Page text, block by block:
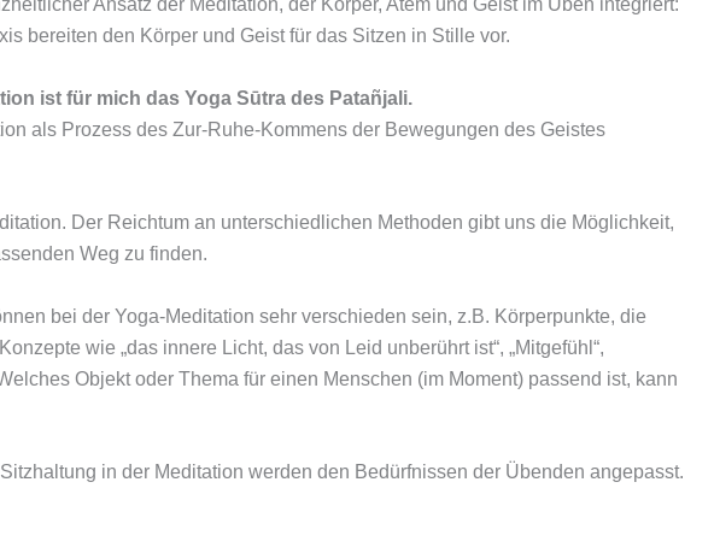
Ansatz der Meditation, der Körper, Atem und Geist im Üben integriert:
bereiten den Körper und Geist für das Sitzen in Stille vor.
ist für mich das Yoga Sūtra des Patañjali.
als Prozess des Zur-Ruhe-Kommens der Bewegungen des Geistes
Der Reichtum an unterschiedlichen Methoden gibt uns die Möglichkeit,
Weg zu finden.
bei der Yoga-Meditation sehr verschieden sein, z.B. Körperpunkte, die
wie „das innere Licht, das von Leid unberührt ist“, „Mitgefühl“,
Objekt oder Thema für einen Menschen (im Moment) passend ist, kann
in der Meditation werden den Bedürfnissen der Übenden angepasst.